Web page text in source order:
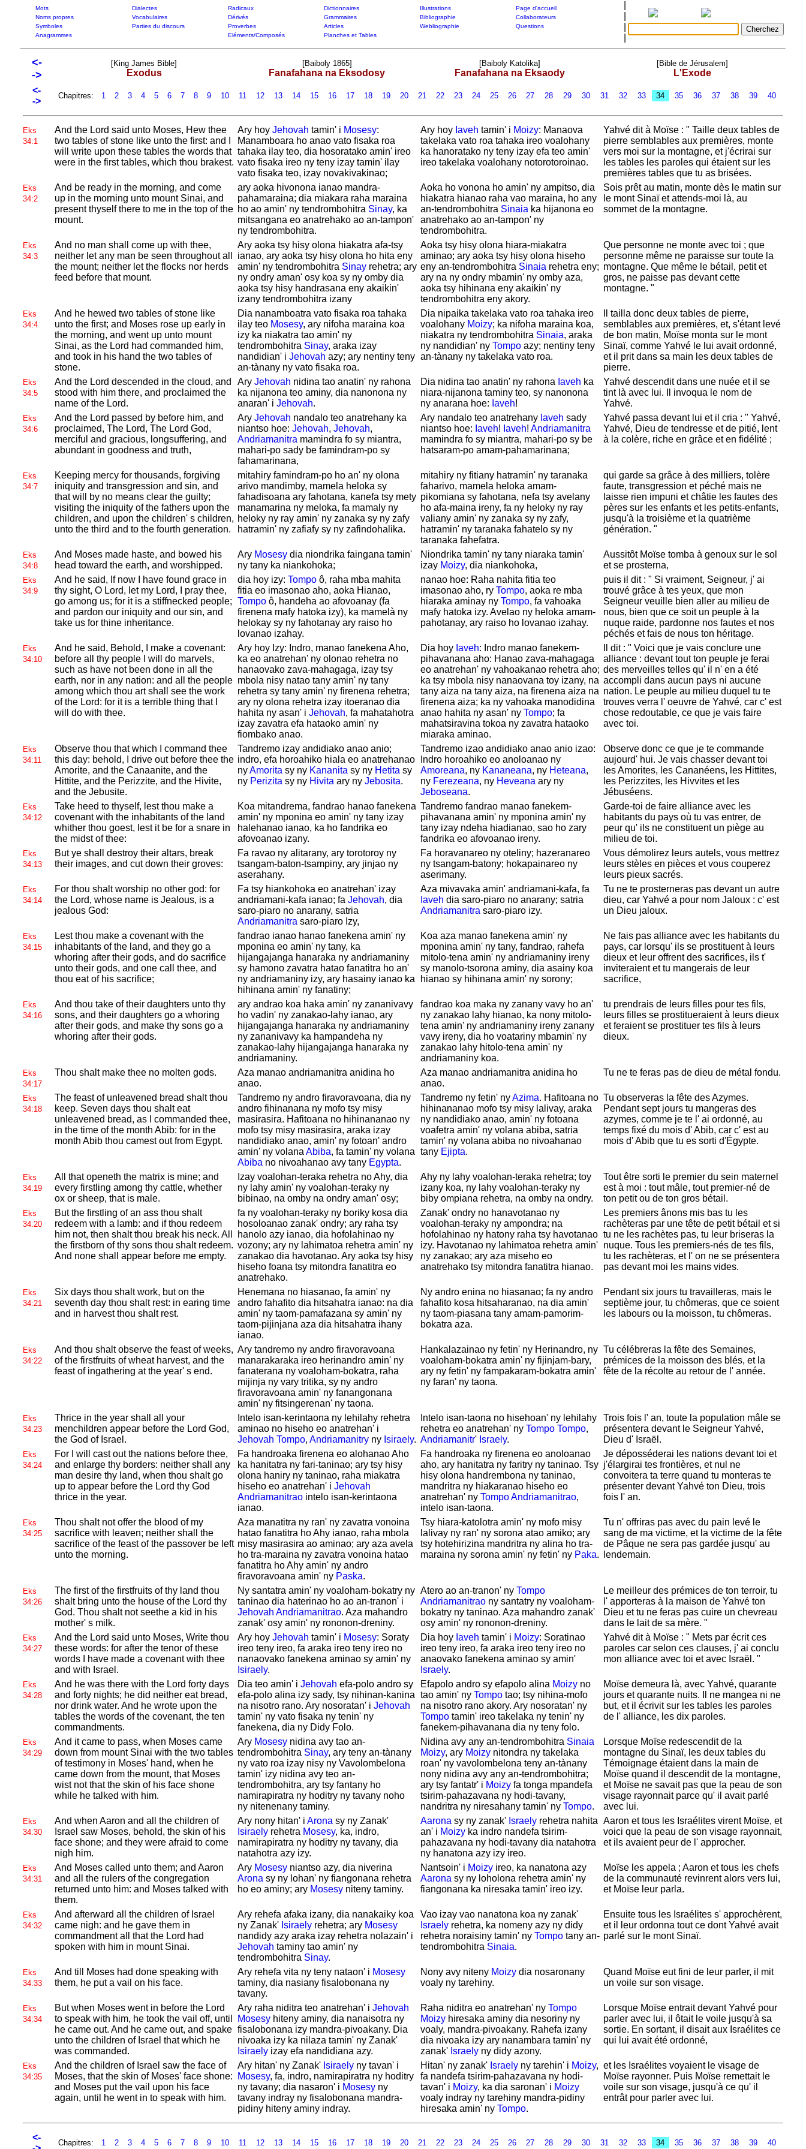
Mots Dialectes Radicaux Dictionnaires Illustrations
Page d'accueil
Noms propres
Vocabulaires Dérivés Grammaires Bibliographie
Collaborateurs
Symboles
Parties du discours Proverbes Articles Webliographie
Questions
Anagrammes
Eléments/Composés Planches et Tables
<-
->
[King James Bible]
Exodus
[Baiboly 1865]
Fanafahana na Eksodosy
[Baiboly Katolika]
Fanafahana na Eksaody
[Bible de Jérusalem]
L'Exode
<-
->
Chapitres: 1 2 3 4 5 6 7 8 9 10 11 12 13 14 15 16 17 18 19 20 21 22 23 24 25 26 27 28 29 30 31 32 33 34 35 36 37 38 39 40
Eks
34:1
And the Lord said unto Moses, Hew thee
two tables of stone like unto the first: and I
will write upon these tables the words that
were in the first tables, which thou brakest.
Ary hoy Jehovah tamin' i Mosesy:
Manamboara ho anao vato fisaka roa
tahaka ilay teo, dia hosoratako amin' ireo
vato fisaka ireo ny teny izay tamin' ilay
vato fisaka teo, izay novakivakinao;
Ary hoy Iaveh tamin' i Moizy: Manaova
takelaka vato roa tahaka ireo voalohany
ka hanoratako ny teny izay efa teo amin'
ireo takelaka voalohany notorotoroinao.
Yahvé dit à Moïse : " Taille deux tables de
pierre semblables aux premières, monte
vers moi sur la montagne, et j'écrirai sur
les tables les paroles qui étaient sur les
premières tables que tu as brisées.
Eks
34:2
And be ready in the morning, and come
up in the morning unto mount Sinai, and
present thyself there to me in the top of the
mount.
ary aoka hivonona ianao mandra-
pahamaraina; dia miakara raha maraina
ho ao amin' ny tendrombohitra Sinay, ka
mitsangana eo anatrehako ao an-tampon'
ny tendrombohitra.
Aoka ho vonona ho amin' ny ampitso, dia
hiakatra hianao raha vao maraina, ho any
an-tendrombohitra Sinaia ka hijanona eo
anatrehako ao an-tampon' ny
tendrombohitra.
Sois prêt au matin, monte dès le matin sur
le mont Sinaï et attends-moi là, au
sommet de la montagne.
Eks
34:3
And no man shall come up with thee,
neither let any man be seen throughout all
the mount; neither let the flocks nor herds
feed before that mount.
Ary aoka tsy hisy olona hiakatra afa-tsy
ianao, ary aoka tsy hisy olona ho hita eny
amin' ny tendrombohitra Sinayrehetra; ary
ny ondry aman' osy koa sy ny omby dia
aoka tsy hisy handrasana eny akaikin'
izany tendrombohitra izany
Aoka tsy hisy olona hiara-miakatra
aminao; ary aoka tsy hisy olona hiseho
eny an-tendrombohitra Sinaia rehetra eny;
ary na ny ondry mbamin' ny omby aza,
aoka tsy hihinana eny akaikin' ny
tendrombohitra eny akory.
Que personne ne monte avec toi ; que
personne même ne paraisse sur toute la
montagne. Que même le bétail, petit et
gros, ne paisse pas devant cette
montagne. "
Eks
34:4
And he hewed two tables of stone like
unto the first; and Moses rose up early in
the morning, and went up unto mount
Sinai, as the Lord had commanded him,
and took in his hand the two tables of
stone.
Dia nanamboatra vato fisaka roa tahaka
ilay teo Mosesy, ary nifoha maraina koa
izy ka niakatra tao amin' ny
tendrombohitra Sinay, araka izay
nandidian' i Jehovah azy; ary nentiny teny
an-tànany ny vato fisaka roa.
Dia nipaika takelaka vato roa tahaka ireo
voalohany Moizy; ka nifoha maraina koa,
niakatra ny tendrombohitra Sinaia, araka
ny nandidian' ny Tompoazy; nentiny teny
an-tànany ny takelaka vato roa.
Il tailla donc deux tables de pierre,
semblables aux premières, et, s'étant levé
de bon matin, Moïse monta sur le mont
Sinaï, comme Yahvé le lui avait ordonné,
et il prit dans sa main les deux tables de
pierre.
Eks
34:5
And the Lord descended in the cloud, and
stood with him there, and proclaimed the
name of the Lord.
Ary Jehovah nidina tao anatin' ny rahona
ka nijanona teo aminy, dia nanonona ny
anaran' i Jehovah.
Dia nidina tao anatin' ny rahona Iaveh ka
niara-nijanona taminy teo, sy nanonona
ny anarana hoe: Iaveh!
Yahvé descendit dans une nuée et il se
tint là avec lui. Il invoqua le nom de
Yahvé.
Eks
34:6
And the Lord passed by before him, and
proclaimed, The Lord, The Lord God,
merciful and gracious, longsuffering, and
abundant in goodness and truth,
Ary Jehovah nandalo teo anatrehany ka
niantso hoe: Jehovah, Jehovah,
Andriamanitra mamindra fo sy miantra,
mahari-po sady be famindram-po sy
fahamarinana,
Ary nandalo teo anatrehany Iaveh sady
niantso hoe: Iaveh! Iaveh! Andriamanitra
mamindra fo sy miantra, mahari-po sy be
hatsaram-po amam-pahamarinana;
Yahvé passa devant lui et il cria : " Yahvé,
Yahvé, Dieu de tendresse et de pitié, lent
à la colère, riche en grâce et en fidélité ;
Eks
34:7
Keeping mercy for thousands, forgiving
iniquity and transgression and sin, and
that will by no means clear the guilty;
visiting the iniquity of the fathers upon the
children, and upon the children' s children,
unto the third and to the fourth generation.
mitahiry famindram-po ho an' ny olona
arivo mandimby, mamela heloka sy
fahadisoana ary fahotana, kanefa tsy mety
manamarina ny meloka, fa mamaly ny
heloky ny ray amin' ny zanaka sy ny zafy
hatramin' ny zafiafy sy ny zafindohalika.
mitahiry ny fitiany hatramin' ny taranaka
faharivo, mamela heloka amam-
pikomiana sy fahotana, nefa tsy avelany
ho afa-maina ireny, fa ny heloky ny ray
valiany amin' ny zanaka sy ny zafy,
hatramin' ny taranaka fahatelo sy ny
taranaka fahefatra.
qui garde sa grâce à des milliers, tolère
faute, transgression et péché mais ne
laisse rien impuni et châtie les fautes des
pères sur les enfants et les petits-enfants,
jusqu'à la troisième et la quatrième
génération. "
Eks
34:8
And Moses made haste, and bowed his
head toward the earth, and worshipped.
Ary Mosesydia niondrika faingana tamin'
ny tany ka niankohoka;
Niondrika tamin' ny tany niaraka tamin'
izay Moizy, dia niankohoka,
Aussitôt Moïse tomba à genoux sur le sol
et se prosterna,
Eks
34:9
And he said, If now I have found grace in
thy sight, O Lord, let my Lord, I pray thee,
go among us; for it is a stiffnecked people;
and pardon our iniquity and our sin, and
take us for thine inheritance.
dia hoy izy: Tompoô, raha mba mahita
fitia eo imasonao aho, aoka Hianao,
Tompoô, handeha ao afovoanay (fa
firenena mafy hatoka izy), ka mamelà ny
helokay sy ny fahotanay ary raiso ho
lovanao izahay.
nanao hoe: Raha nahita fitia teo
imasonao aho, ry Tompo, aoka re mba
hiaraka aminay ny Tompo, fa vahoaka
mafy hatoka izy. Avelao ny heloka amam-
pahotanay, ary raiso ho lovanao izahay.
puis il dit : " Si vraiment, Seigneur, j' ai
trouvé grâce à tes yeux, que mon
Seigneur veuille bien aller au milieu de
nous, bien que ce soit un peuple à la
nuque raide, pardonne nos fautes et nos
péchés et fais de nous ton héritage.
Eks
34:10
And he said, Behold, I make a covenant:
before all thy people I will do marvels,
such as have not been done in all the
earth, nor in any nation: and all the people
among which thou art shall see the work
of the Lord: for it is a terrible thing that I
will do with thee.
Ary hoy Izy: Indro, manao fanekena Aho,
ka eo anatrehan' ny olonao rehetra no
hanaovako zava-mahagaga, izay tsy
mbola nisy natao tany amin' ny tany
rehetra sy tany amin' ny firenena rehetra;
ary ny olona rehetra izay itoeranao dia
hahita ny asan' i Jehovah, fa mahatahotra
izay zavatra efa hataoko amin' ny
fiombako anao.
Dia hoy Iaveh: Indro manao fanekem-
pihavanana aho: Hanao zava-mahagaga
eo anatrehan' ny vahoakanao rehetra aho;
ka tsy mbola nisy nanaovana toy izany, na
tany aiza na tany aiza, na firenena aiza na
firenena aiza; ka ny vahoaka manodidina
anao hahita ny asan' ny Tompo; fa
mahatsiravina tokoa ny zavatra hataoko
miaraka aminao.
Il dit : " Voici que je vais conclure une
alliance : devant tout ton peuple je ferai
des merveilles telles qu' il n' en a été
accompli dans aucun pays ni aucune
nation. Le peuple au milieu duquel tu te
trouves verra l' oeuvre de Yahvé, car c' est
chose redoutable, ce que je vais faire
avec toi.
Eks
34:11
Observe thou that which I command thee
this day: behold, I drive out before thee the
Amorite, and the Canaanite, and the
Hittite, and the Perizzite, and the Hivite,
and the Jebusite.
Tandremo izay andidiako anao anio;
indro, efa horoahiko hiala eo anatrehanao
nyAmorita sy ny Kananita sy ny Hetita sy
ny Perizita sy ny Hivita ary ny Jebosita.
Tandremo izao andidiako anao anio izao:
Indro horoahiko eo anoloanao ny
Amoreana, ny Kananeana, ny Heteana,
ny Ferezeana, ny Heveana ary ny
Jeboseana.
Observe donc ce que je te commande
aujourd' hui. Je vais chasser devant toi
lesAmorites, les Cananéens, les Hittites,
les Perizzites, les Hivvites et les
Jébuséens.
Eks
34:12
Take heed to thyself, lest thou make a
covenant with the inhabitants of the land
whither thou goest, lest it be for a snare in
the midst of thee:
Koa mitandrema, fandrao hanao fanekena
amin' ny mponina eo amin' ny tany izay
halehanao ianao, ka ho fandrika eo
afovoanao izany.
Tandremo fandrao manao fanekem-
pihavanana amin' ny mponina amin' ny
tany izay ndeha hiadianao, sao ho zary
fandrika eo afovoanao ireny.
Garde-toi de faire alliance avec les
habitants du pays où tu vas entrer, de
peur qu' ils ne constituent un piège au
milieu de toi.
Eks
34:13
But ye shall destroy their altars, break
their images, and cut down their groves:
Fa ravao ny alitarany, ary torotoroy ny
tsangam-baton-tsampiny, ary jinjao ny
aserahany.
Fa horavanareo ny oteliny; hazeranareo
ny tsangam-batony; hokapainareo ny
aserimany.
Vous démolirez leurs autels, vous mettrez
leurs stèles en pièces et vous couperez
leurs pieux sacrés.
Eks
34:14
For thou shalt worship no other god: for
the Lord, whose name is Jealous, is a
jealous God:
Fa tsy hiankohoka eo anatrehan' izay
andriamani-kafa ianao; fa Jehovah, dia
saro-piaro no anarany, satria
Andriamanitra saro-piaro Izy,
Aza mivavaka amin' andriamani-kafa, fa
Iaveh dia saro-piaro no anarany; satria
Andriamanitra saro-piaro izy.
Tu ne te prosterneras pas devant un autre
dieu, car Yahvé a pour nom Jaloux : c' est
un Dieu jaloux.
Eks
34:15
Lest thou make a covenant with the
inhabitants of the land, and they go a
whoring after their gods, and do sacrifice
unto their gods, and one call thee, and
thou eat of his sacrifice;
fandrao ianao hanao fanekena amin' ny
mponina eo amin' ny tany, ka
hijangajanga hanaraka ny andriamaniny
sy hamono zavatra hatao fanatitra ho an'
ny andriamaniny izy, ary hasainy ianao ka
hihinana amin' ny fanatiny;
Koa aza manao fanekena amin' ny
mponina amin' ny tany, fandrao, rahefa
mitolo-tena amin' ny andriamaniny ireny
sy manolo-tsorona aminy, dia asainy koa
hianao sy hihinana amin' ny sorony;
Ne fais pas alliance avec les habitants du
pays, car lorsqu' ils se prostituent à leurs
dieux et leur offrent des sacrifices, ils t'
inviteraient et tu mangerais de leur
sacrifice,
Eks
34:16
And thou take of their daughters unto thy
sons, and their daughters go a whoring
after their gods, and make thy sons go a
whoring after their gods.
ary andrao koa haka amin' ny zananivavy
ho vadin' ny zanakao-lahy ianao, ary
hijangajanga hanaraka ny andriamaniny
ny zananivavy ka hampandeha ny
zanakao-lahy hijangajanga hanaraka ny
andriamaniny.
fandrao koa maka ny zanany vavy ho an'
ny zanakao lahy hianao, ka nony mitolo-
tena amin' ny andriamaniny ireny zanany
vavy ireny, dia ho voatariny mbamin' ny
zanakao lahy hitolo-tena amin' ny
andriamaniny koa.
tu prendrais de leurs filles pour tes fils,
leurs filles se prostitueraient à leurs dieux
et feraient se prostituer tes fils à leurs
dieux.
Eks
34:17
Thou shalt make thee no molten gods.
Aza manao andriamanitra anidina ho
anao.
Aza manao andriamanitra anidina ho
anao.
Tu ne te feras pas de dieu de métal fondu.
Eks
34:18
The feast of unleavened bread shalt thou
keep. Seven days thou shalt eat
unleavened bread, as I commanded thee,
in the time of the month Abib: for in the
month Abib thou camest out from Egypt.
Tandremo ny andro firavoravoana, dia ny
andro fihinanana ny mofo tsy misy
masirasira. Hafitoana no hihinananao ny
mofo tsy misy masirasira, araka izay
nandidiako anao, amin' ny fotoan' andro
amin' ny volana Abiba, fa tamin' ny volana
Abiba no nivoahanao avy tany Egypta.
Tandremo ny fetin' nyAzima. Hafitoana no
hihinananao mofo tsy misy lalivay, araka
ny nandidiako anao, amin' ny fotoana
voafetra amin' ny volana abiba, satria
tamin' ny volana abiba no nivoahanao
tany Ejipta.
Tu observeras la fête desAzymes.
Pendant sept jours tu mangeras des
azymes, comme je te l' ai ordonné, au
temps fixé du mois d'Abib, car c' est au
mois d'Abib que tu es sorti d'Égypte.
Eks
34:19
All that openeth the matrix is mine; and
every firstling among thy cattle, whether
ox or sheep, that is male.
Izay voalohan-teraka rehetra no Ahy, dia
ny lahy amin' ny voalohan-teraky ny
bibinao, na omby na ondry aman' osy;
Ahy ny lahy voalohan-teraka rehetra; toy
izany koa, ny lahy voalohan-teraky ny
biby ompiana rehetra, na omby na ondry.
Tout être sorti le premier du sein maternel
est à moi : tout mâle, tout premier-né de
ton petit ou de ton gros bétail.
Eks
34:20
But the firstling of an ass thou shalt
redeem with a lamb: and if thou redeem
him not, then shalt thou break his neck. All
the firstborn of thy sons thou shalt redeem.
And none shall appear before me empty.
fa ny voalohan-teraky ny boriky kosa dia
hosoloanao zanak' ondry; ary raha tsy
hanolo azy ianao, dia hofolahinao ny
vozony; ary ny lahimatoa rehetra amin' ny
zanakao dia havotanao. Ary aoka tsy hisy
hiseho foana tsy mitondra fanatitra eo
anatrehako.
Zanak' ondry no hanavotanao ny
voalohan-teraky ny ampondra; na
hofolahinao ny hatony raha tsy havotanao
izy. Havotanao ny lahimatoa rehetra amin'
ny zanakao; ary aza miseho eo
anatrehako tsy mitondra fanatitra hianao.
Les premiers ânons mis bas tu les
rachèteras par une tête de petit bétail et si
tu ne les rachètes pas, tu leur briseras la
nuque. Tous les premiers-nés de tes fils,
tu les rachèteras, et l' on ne se présentera
pas devant moi les mains vides.
Eks
34:21
Six days thou shalt work, but on the
seventh day thou shalt rest: in earing time
and in harvest thou shalt rest.
Henemana no hiasanao, fa amin' ny
andro fahafito dia hitsahatra ianao: na dia
amin' ny taom-pamafazana sy amin' ny
taom-pijinjana aza dia hitsahatra ihany
ianao.
Ny andro enina no hiasanao; fa ny andro
fahafito kosa hitsaharanao, na dia amin'
ny taom-piasana tany amam-pamorim-
bokatra aza.
Pendant six jours tu travailleras, mais le
septième jour, tu chômeras, que ce soient
les labours ou la moisson, tu chômeras.
Eks
34:22
And thou shalt observe the feast of weeks,
of the firstfruits of wheat harvest, and the
feast of ingathering at the year' s end.
Ary tandremo ny andro firavoravoana
manarakaraka ireo herinandro amin' ny
fanaterana ny voaloham-bokatra, raha
mijinja ny vary tritika, sy ny andro
firavoravoana amin' ny fanangonana
amin' ny fitsingerenan' ny taona.
Hankalazainao ny fetin' ny Herinandro, ny
voaloham-bokatra amin' ny fijinjam-bary,
ary ny fetin' ny fampakaram-bokatra amin'
ny faran' ny taona.
Tu célébreras la fête des Semaines,
prémices de la moisson des blés, et la
fête de la récolte au retour de l' année.
Eks
34:23
Thrice in the year shall all your
menchildren appear before the Lord God,
the God of Israel.
Intelo isan-kerintaona ny lehilahy rehetra
aminao no hiseho eo anatrehan' i
Jehovah Tompo, Andriamanitryny Isiraely.
Intelo isan-taona no hisehoan' ny lehilahy
rehetra eo anatrehan' ny Tompo Tompo,
Andriamanitr' Israely.
Trois fois l' an, toute la population mâle se
présentera devant le Seigneur Yahvé,
Dieu d' Israël.
Eks
34:24
For I will cast out the nations before thee,
and enlarge thy borders: neither shall any
man desire thy land, when thou shalt go
up to appear before the Lord thy God
thrice in the year.
Fa handroaka firenena eo alohanao Aho
ka hanitatra ny fari-taninao; ary tsy hisy
olona haniry ny taninao, raha miakatra
hiseho eo anatrehan' i Jehovah
Andriamanitraointelo isan-kerintaona
ianao.
Fa handroaka ny firenena eo anoloanao
aho, ary hanitatra ny faritry ny taninao. Tsy
hisy olona handrembona ny taninao,
mandritra ny hiakaranao hiseho eo
anatrehan' ny Tompo Andriamanitrao,
intelo isan-taona.
Je déposséderai les nations devant toi et
j'élargirai tes frontières, et nul ne
convoitera ta terre quand tu monteras te
présenter devantYahvé ton Dieu, trois
fois l' an.
Eks
34:25
Thou shalt not offer the blood of my
sacrifice with leaven; neither shall the
sacrifice of the feast of the passover be left
unto the morning.
Aza manatitra ny ran' ny zavatra vonoina
hatao fanatitra ho Ahy ianao, raha mbola
misy masirasira ao aminao; ary aza avela
ho tra-maraina ny zavatra vonoina hatao
fanatitra ho Ahy amin' ny andro
firavoravoana amin' ny Paska.
Tsy hiara-katolotra amin' ny mofo misy
lalivay ny ran' ny sorona atao amiko; ary
tsy hotehirizina mandritra ny alina ho tra-
maraina ny sorona amin' ny fetin' ny Paka.
Tu n' offriras pas avec du pain levé le
sang de ma victime, et la victime de la fête
de Pâque ne sera pas gardée jusqu' au
lendemain.
Eks
34:26
The first of the firstfruits of thy land thou
shalt bring unto the house of the Lord thy
God. Thou shalt not seethe a kid in his
mother' s milk.
Ny santatra amin' ny voaloham-bokatry ny
taninao dia haterinao ho ao an-tranon' i
Jehovah Andriamanitrao. Aza mahandro
zanak' osy amin' ny rononon-dreniny.
Atero ao an-tranon' ny Tompo
Andriamanitraony santatry ny voaloham-
bokatry ny taninao. Aza mahandro zanak'
osy amin' ny rononon-dreniny.
Le meilleur des prémices de ton terroir, tu
l' apporteras à la maison de Yahvé ton
Dieu et tu ne feras pas cuire un chevreau
dans le lait de sa mère. "
Eks
34:27
And the Lord said unto Moses, Write thou
these words: for after the tenor of these
words I have made a covenant with thee
and with Israel.
Ary hoy Jehovah tamin' i Mosesy: Soraty
ireo teny ireo, fa araka ireo teny ireo no
nanaovako fanekena aminao sy amin' ny
Isiraely.
Dia hoy Iaveh tamin' i Moizy: Soratinao
ireo teny ireo, fa araka ireo teny ireo no
anaovako fanekena aminao sy amin'
Israely.
Yahvé dit à Moïse : " Mets par écrit ces
paroles car selon ces clauses, j' ai conclu
mon alliance avec toi et avec Israël. "
Eks
34:28
And he was there with the Lord forty days
and forty nights; he did neither eat bread,
nor drink water. And he wrote upon the
tables the words of the covenant, the ten
commandments.
Dia teo amin' i Jehovah efa-polo andro sy
efa-polo alina izy sady, tsy nihinan-kanina
na nisotro rano. Ary nosoratan' i Jehovah
tamin' ny vato fisaka ny tenin' ny
fanekena, dia ny Didy Folo.
Efapolo andro sy efapolo alina Moizyno
tao amin' ny Tompotao; tsy nihina-mofo
na nisotro rano akory. Ary nosoratan' ny
Tompotamin' ireo takelaka ny tenin' ny
fanekem-pihavanana dia ny teny folo.
Moïse demeura là, avec Yahvé, quarante
jours et quarante nuits. Il ne mangea ni ne
but, et il écrivit sur les tables les paroles
de l' alliance, les dix paroles.
Eks
34:29
And it came to pass, when Moses came
down from mount Sinai with the two tables
of testimony in Moses' hand, when he
came down from the mount, that Moses
wist not that the skin of his face shone
while he talked with him.
Ary Mosesynidina avy tao an-
tendrombohitra Sinay, ary teny an-tànany
ny vato roa izay nisy ny Vavolombelona
tamin' izy nidina avy teo an-
tendrombohitra, ary tsy fantany ho
namirapiratra ny hoditry ny tavany noho
ny nitenenany taminy.
Nidina avy any an-tendrombohitra Sinaia
Moizy, ary Moizynitondra ny takelaka
roan' ny vavolombelona teny an-tànany
nony nidina avy any an-tendrombohitra;
ary tsy fantatr' i Moizyfa tonga mpandefa
tsirim-pahazavana ny hodi-tavany,
nandritra ny niresahany tamin' ny Tompo.
Lorsque Moïse redescendit de la
montagne du Sinaï, les deux tables du
Témoignage étaient dans la main de
Moïse quand il descendit de la montagne,
et Moïse ne savait pas que la peau de son
visage rayonnait parce qu' il avait parlé
avec lui.
Eks
34:30
And when Aaron and all the children of
Israel saw Moses, behold, the skin of his
face shone; and they were afraid to come
nigh him.
Ary nony hitan' i Arona sy ny Zanak'
Isiraelyrehetra Mosesy, ka, indro,
namirapiratra ny hoditry ny tavany, dia
natahotra azy izy.
Aarona sy ny zanak' Israelyrehetra nahita
an' i Moizyka indro nandefa tsirim-
pahazavana ny hodi-tavany dia natahotra
ny hanatona azy izy ireo.
Aaron et tous les Israélites virent Moïse, et
voici que la peau de son visage rayonnait,
et ils avaient peur de l' approcher.
Eks
34:31
And Moses called unto them; and Aaron
and all the rulers of the congregation
returned unto him: and Moses talked with
them.
Ary Mosesyniantso azy, dia niverina
Arona sy ny lohan' ny fiangonana rehetra
ho eo aminy; ary Mosesyniteny taminy.
Nantsoin' i Moizyireo, ka nanatona azy
Aarona sy ny loholona rehetra amin' ny
fiangonana ka niresaka tamin' ireo izy.
Moïse les appela ; Aaron et tous les chefs
de la communauté revinrent alors vers lui,
et Moïse leur parla.
Eks
34:32
And afterward all the children of Israel
came nigh: and he gave them in
commandment all that the Lord had
spoken with him in mount Sinai.
Ary rehefa afaka izany, dia nanakaiky koa
ny Zanak' Isiraelyrehetra; ary Mosesy
nandidy azy araka izay rehetra nolazain' i
Jehovah taminy tao amin' ny
tendrombohitra Sinay.
Vao izay vao nanatona koa ny zanak'
Israelyrehetra, ka nomeny azy ny didy
rehetra noraisiny tamin' ny Tompotany an-
tendrombohitra Sinaia.
Ensuite tous les Israélites s' approchèrent,
et il leur ordonna tout ce dontYahvé avait
parlé sur le mont Sinaï.
Eks
34:33
And till
Moses had done speaking with
them, he put a vail on his face.
Ary rehefa vita ny teny nataon' i Mosesy
taminy, dia nasiany fisalobonana ny
tavany.
Nony avy niteny Moizydia nosaronany
voaly ny tarehiny.
Quand Moïse eut fini de leur parler, il mit
un voile sur son visage.
Eks
34:34
But when Moses went in before the Lord
to speak with him, he took the vail off, until
he came out. And he came out, and spake
unto the children of Israel that which he
was commanded.
Ary raha niditra teo anatrehan' i Jehovah
Mosesyhiteny aminy, dia nanaisotra ny
fisalobonana izy mandra-pivoakany. Dia
nivoaka izy ka nilaza tamin' ny Zanak'
Isiraelyizay efa nandidiana azy.
Raha niditra eo anatrehan' ny Tompo
Moizyhiresaka aminy dia nesoriny ny
voaly, mandra-pivoakany. Rahefa izany
dia nivoaka izy ary nanambara tamin' ny
zanak' Israelyny didy azony.
Lorsque Moïse entrait devantYahvé pour
parler avec lui, il ôtait le voile jusqu'à sa
sortie. En sortant, il disait aux Israélites ce
qui lui avait été ordonné,
Eks
34:35
And the children of Israel saw the face of
Moses, that the skin of Moses' face shone:
and Moses put the vail upon his face
again, until he went in to speak with him.
Ary hitan' ny Zanak' Isiraelyny tavan' i
Mosesy, fa, indro, namirapiratra ny hoditry
ny tavany; dia nasaron' i Mosesyny
tavany indray ny fisalobonana mandra-
pidiny hiteny aminy indray.
Hitan' ny zanak' Israelyny tarehin' i Moizy,
fa nandefa tsirim-pahazavana ny hodi-
tavan' i Moizy, ka dia saronan' i Moizy
voaly indray ny tarehiny mandra-pidiny
hiresaka amin' ny Tompo.
et les Israélites voyaient le visage de
Moïse rayonner. Puis Moïse remettait le
voile sur son visage, jusqu'à ce qu' il
entrât pour parler avec lui.
<-
Chapitres: 1 2 3 4 5 6 7 8 9 10 11 12 13 14 15 16 17 18 19 20 21 22 23 24 25 26 27 28 29 30 31 32 33 34 35 36 37 38 39 40